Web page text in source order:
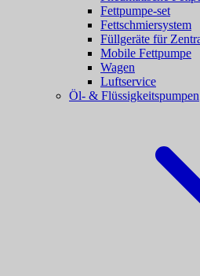
Fettpumpe-set
Fettschmiersystem
Füllgeräte für
Mobile Fettpumpe
Wagen
Luftservice
Öl- & Flüssigkeitspumpen